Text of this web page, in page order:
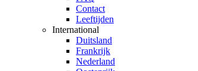
Contact
Leeftijden
International
Duitsland
Frankrijk
Nederland